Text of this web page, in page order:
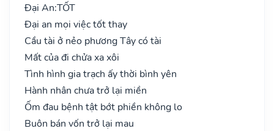
Đại An:TỐT
Đại an mọi việc tốt thay
Cầu tài ở nẻo phương Tây có tài
Mất của đi chửa xa xôi
Tình hình gia trạch ấy thời bình yên
Hành nhân chưa trở lại miền
Ốm đau bệnh tật bớt phiền không lo
Buôn bán vốn trở lại mau